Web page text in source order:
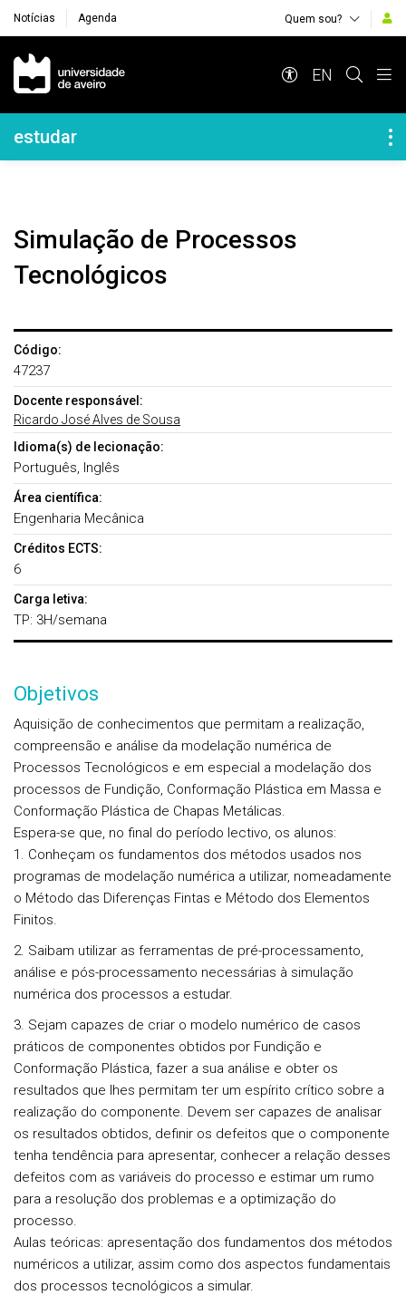
Notícias Agenda Quem sou?
Navegação Principal
EN
Navegação Lateral
estudar
Simulação de Processos
Tecnológicos
Código:
47237
Docente responsável:
Ricardo José Alves de Sousa
Idioma(s) de lecionação:
Português, Inglês
Área científica:
Engenharia Mecânica
Créditos ECTS:
6
Carga letiva:
TP: 3H/semana
Objetivos
Aquisição de conhecimentos que permitam a realização,
compreensão e análise da modelação numérica de
Processos Tecnológicos e em especial a modelação dos
processos de Fundição, Conformação Plástica em Massa e
Conformação Plástica de Chapas Metálicas.
Espera-se que, no final do período lectivo, os alunos:
1. Conheçam os fundamentos dos métodos usados nos
programas de modelação numérica a utilizar, nomeadamente
o Método das Diferenças Fintas e Método dos Elementos
Finitos.
2. Saibam utilizar as ferramentas de pré-processamento,
análise e pós-processamento necessárias à simulação
numérica dos processos a estudar.
3. Sejam capazes de criar o modelo numérico de casos
práticos de componentes obtidos por Fundição e
Conformação Plástica, fazer a sua análise e obter os
resultados que lhes permitam ter um espírito crítico sobre a
realização do componente. Devem ser capazes de analisar
os resultados obtidos, definir os defeitos que o componente
tenha tendência para apresentar, conhecer a relação desses
defeitos com as variáveis do processo e estimar um rumo
para a resolução dos problemas e a optimização do
processo.
Aulas teóricas: apresentação dos fundamentos dos métodos
numéricos a utilizar, assim como dos aspectos fundamentais
dos processos tecnológicos a simular.